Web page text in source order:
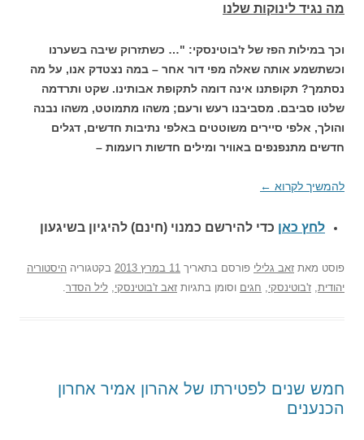
מה נגיד לינוקות שלנו
וכך במילות הפז של ז'בוטינסקי: "… כשתזרוק שיבה בשערנו
וכשתשמע אותה שאלה מפי דור אחר – במה נצטדק אנו, על מה
נסתמך? תקופתנו אינה דומה לתקופת אבותינו. שקט ותרדמה
שלטו סביבם. מסביבנו רעש ורעם; משהו מתמוטט, משהו נבנה
והולך, אלפי סיירים משוטטים באלפי נתיבות חדשים, דגלים
חדשים מתנפנפים באוויר ומילים חדשות רועמות –
להמשיך לקרוא ←
לחץ כאן כדי להירשם כמנוי (חינם) להיגיון בשיגעון
פוסט מאת זאב גלילי פורסם בתאריך 11 במרץ 2013 בקטגוריה היסטוריה
יהודית, ז'בוטינסקי, חגים וסומן בתגיות זאב ז'בוטינסקי, ליל הסדר.
חמש שנים לפטירתו של אהרון אמיר אחרון
הכנענים